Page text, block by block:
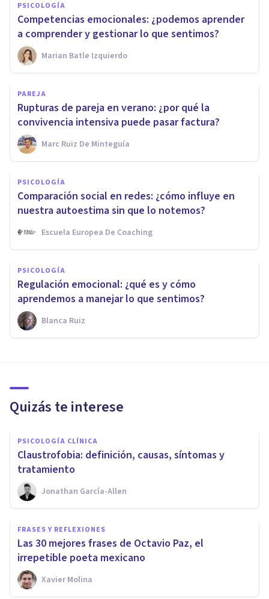
PSICOLOGÍA
Competencias emocionales: ¿podemos aprender
a comprender y gestionar lo que sentimos?
Marian Batle Izquierdo
PAREJA
Rupturas de pareja en verano: ¿por qué la
convivencia intensiva puede pasar factura?
Marc Ruiz De Minteguía
PSICOLOGÍA
Comparación social en redes: ¿cómo influye en
nuestra autoestima sin que lo notemos?
Escuela Europea De Coaching
PSICOLOGÍA
Regulación emocional: ¿qué es y cómo
aprendemos a manejar lo que sentimos?
Blanca Ruiz
Quizás te interese
PSICOLOGÍA CLÍNICA
Claustrofobia: definición, causas, síntomas y
tratamiento
Jonathan García-Allen
FRASES Y REFLEXIONES
Las 30 mejores frases de Octavio Paz, el
irrepetible poeta mexicano
Xavier Molina